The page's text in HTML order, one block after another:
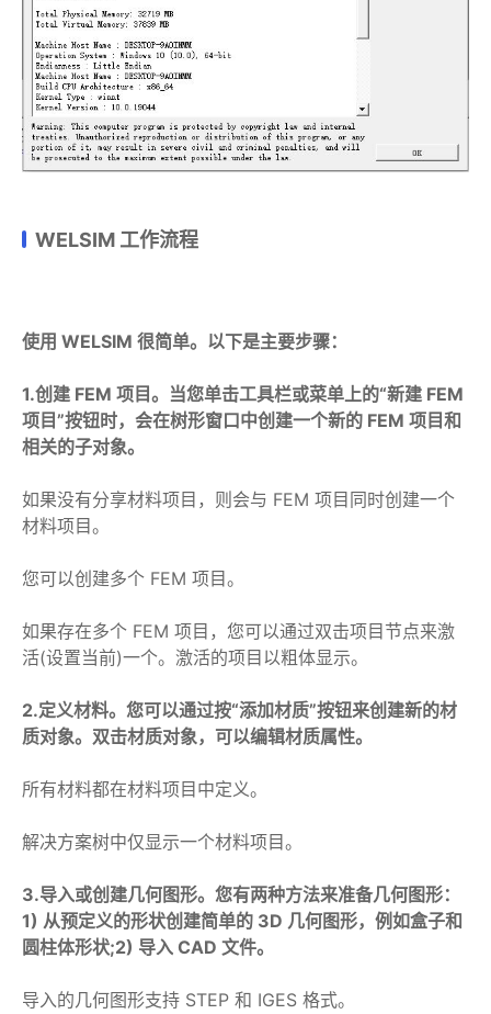
WELSIM 工作流程
使用 WELSIM 很简单。以下是主要步骤：
1.创建 FEM 项目。当您单击工具栏或菜单上的“新建 FEM
项目”按钮时，会在树形窗口中创建一个新的 FEM 项目和
相关的子对象。
如果没有分享材料项目，则会与 FEM 项目同时创建一个
材料项目。
您可以创建多个 FEM 项目。
如果存在多个 FEM 项目，您可以通过双击项目节点来激
活(设置当前)一个。激活的项目以粗体显示。
2.定义材料。您可以通过按“添加材质”按钮来创建新的材
质对象。双击材质对象，可以编辑材质属性。
所有材料都在材料项目中定义。
解决方案树中仅显示一个材料项目。
3.导入或创建几何图形。您有两种方法来准备几何图形：
1) 从预定义的形状创建简单的 3D 几何图形，例如盒子和
圆柱体形状;2) 导入 CAD 文件。
导入的几何图形支持 STEP 和 IGES 格式。